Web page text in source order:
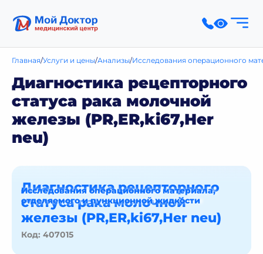
Главная Услуги и цены Анализы Исследования операционного
Диагностика рецепторного
статуса рака молочной
железы (PR,ER,ki67,Нer
neu)
Диагностика рецепторного
статуса рака молочной
железы (PR,ER,ki67,Нer neu)
Код: 407015
Исследования операционного материала,
отделяемого и пункционной жидкости